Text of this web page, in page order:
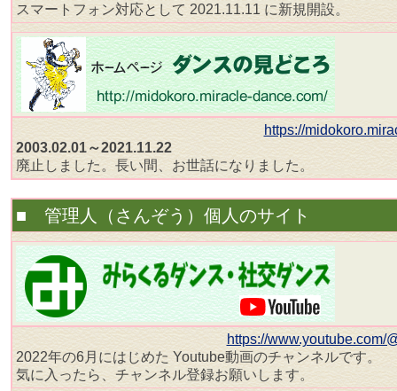
スマートフォン対応として 2021.11.11 に新規開設。
https://
2003.02.01～2021.11.22
廃止しました。長い間、お世話になりました。
■ 管理人（さんぞう）個人のサイト
https://www.youtube.com/
2022年の6月にはじめた Youtube動画のチャンネルです。
気に入ったら、チャンネル登録お願いします。